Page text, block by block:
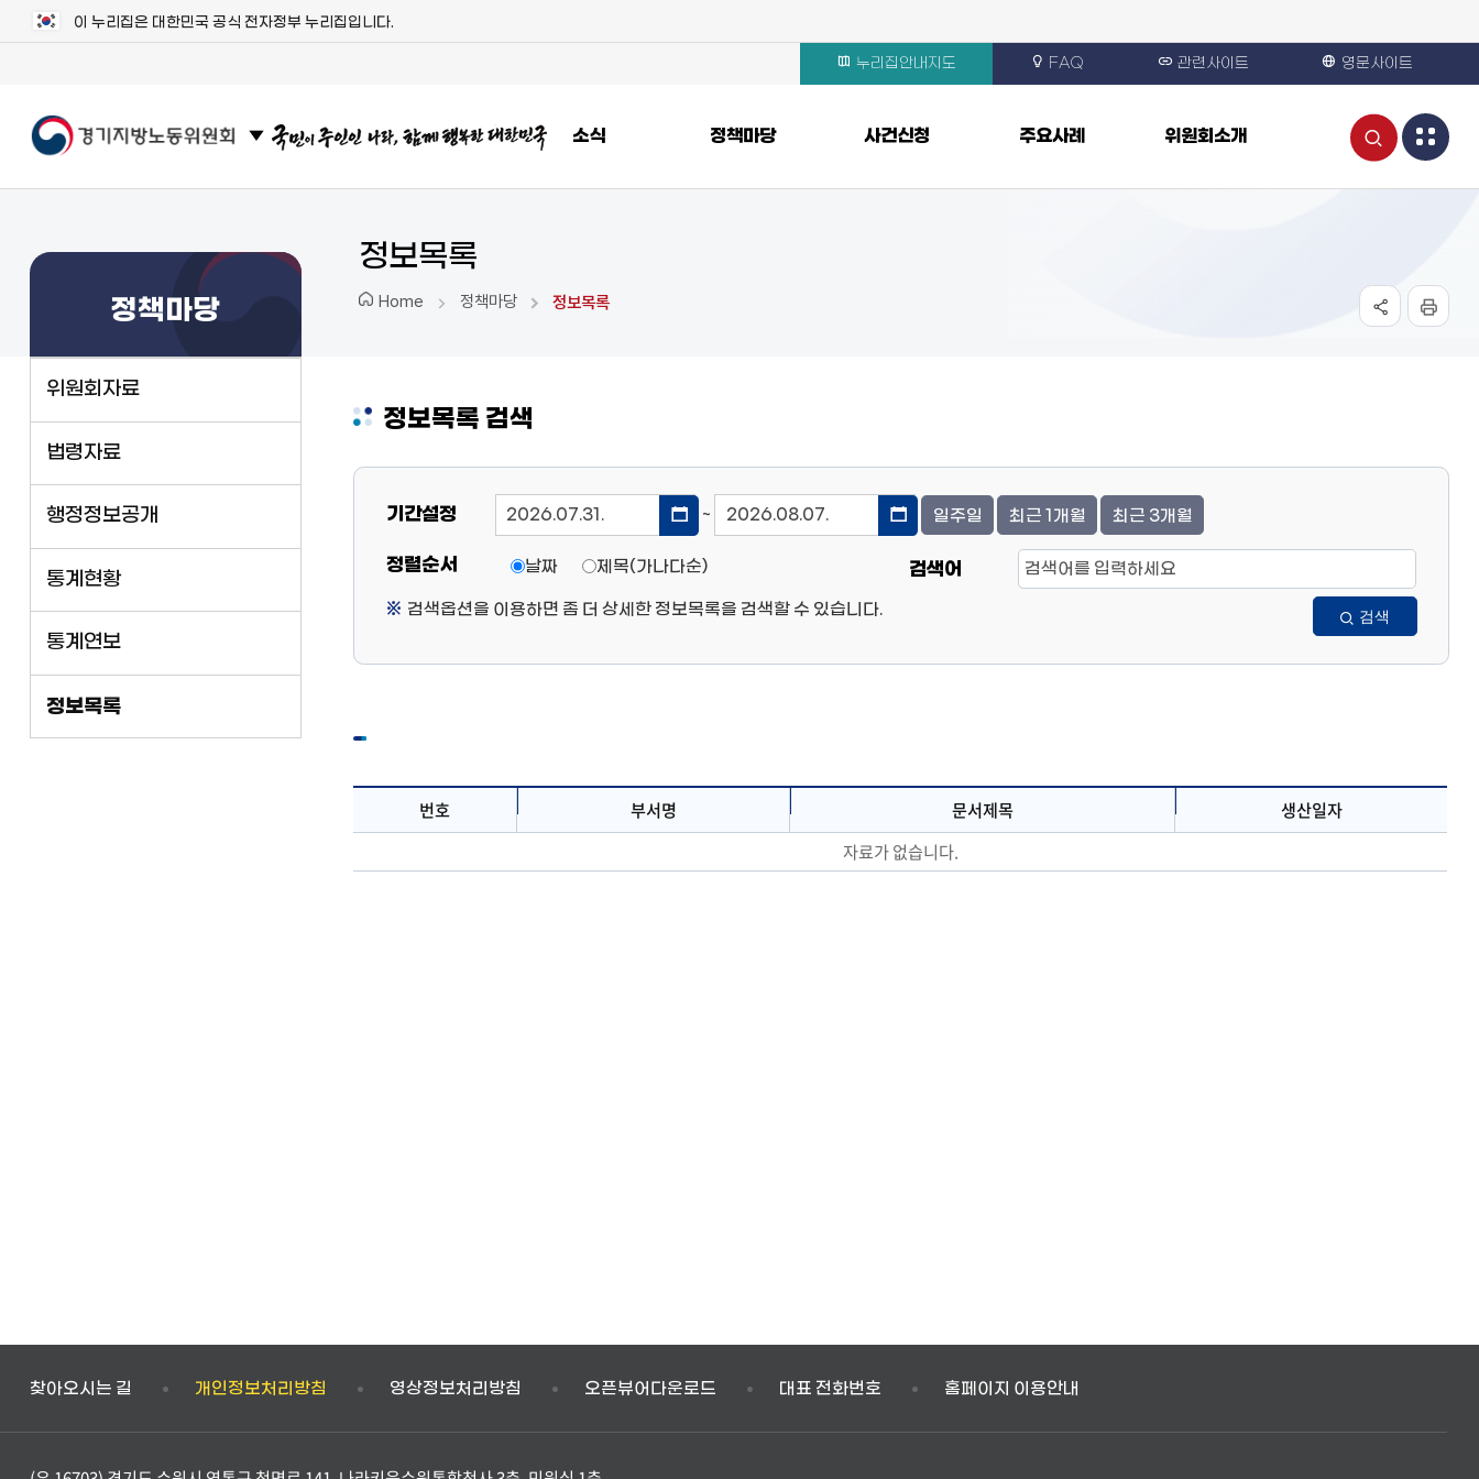
이 누리집은 대한민국 공식 전자정부 누리집입니다.
누리집안내지도 FAQ 관련사이트 영문사이트
관련 사이트 목록 보기 소식 정책마당 사건신청 주요사례 위원회소개
통
합
열
정보목록
Home 정책마당 정보목록
정책마당
위원회자료
법령자료
행정정보공개
통계현황
통계연보
정보목록
정보목록 검색
기간설정 ~
정렬순서 날짜 제목(가나다순) 검색어
검색
검색옵션을 이용하면 좀 더 상세한 정보목록을 검색할 수 있습니다.
결과
번호 부서명 문서제목
생산일자
자료가 없습니다.
찾아오시는 길 개인정보처리방침 영상정보처리방침 오픈뷰어다운로드 대표 전화번호 홈페이지 이용안내